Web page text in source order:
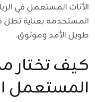
الأثاث المستعمل في
المستخدمة بعناية
طويل الأمد وموثوق.
كيف تختار
المستعمل